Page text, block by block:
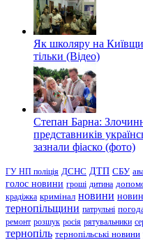
Як школяру на
тільки (Відео)
Степан Барна:
представників
зазнали фіаско (фото)
ГУ НП поліція ДСНС ДТП СБУ
голос новини гроші дитина
крадіжка кримінал новини
тернопільщини патрульні
ремонт розшук росія рятувальники
тернопіль тернопільські новини